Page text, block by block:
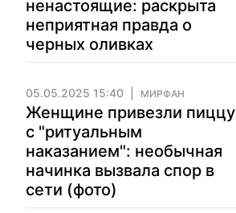
ненастоящие: раскрыта
неприятная правда о
черных оливках
05.05.2025 15:40 МИРФАН
Женщине привезли пиццу
с "ритуальным
наказанием": необычная
начинка вызвала спор в
сети (фото)